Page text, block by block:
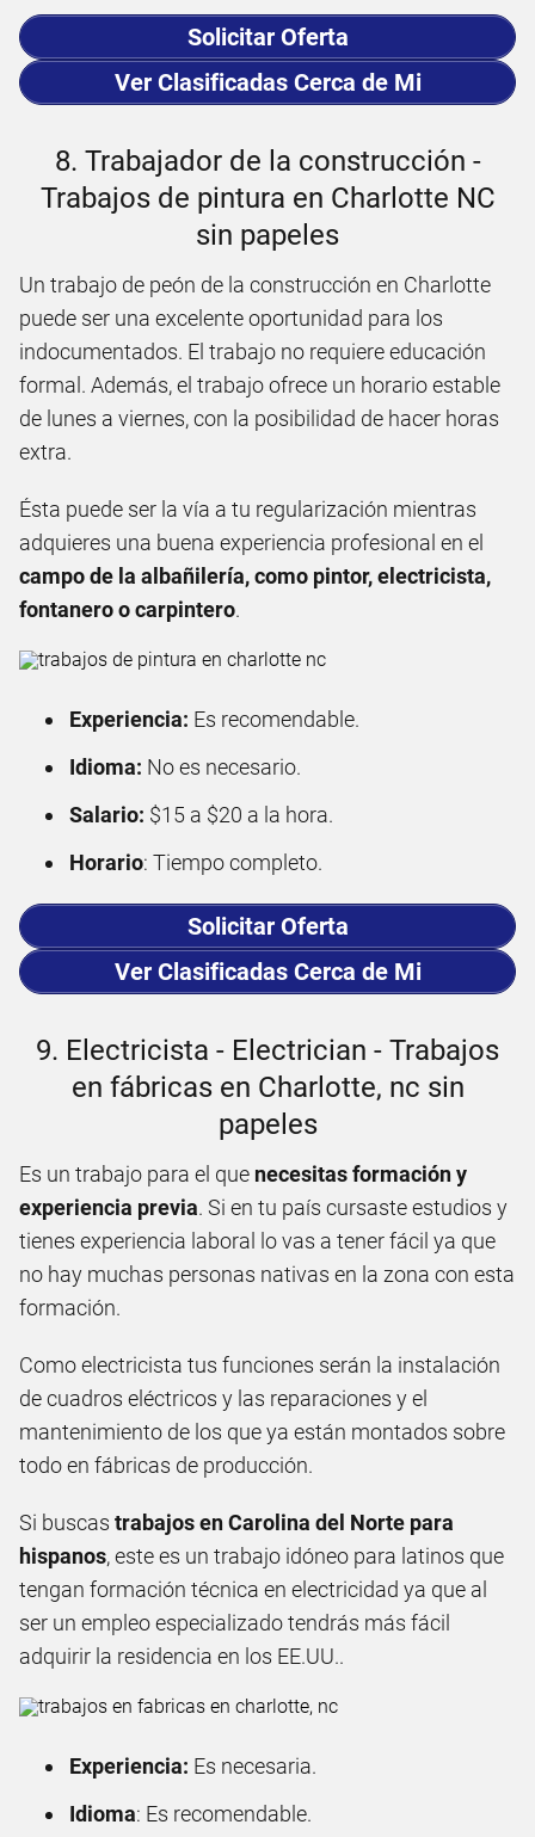
Solicitar Oferta
Ver Clasificadas Cerca de Mi
8. Trabajador de la construcción -
Trabajos de pintura en Charlotte NC
sin papeles
Un trabajo de peón de la construcción en Charlotte
puede ser una excelente oportunidad para los
indocumentados. El trabajo no requiere educación
formal. Además, el trabajo ofrece un horario estable
de lunes a viernes, con la posibilidad de hacer horas
extra.
Ésta puede ser la vía a tu regularización mientras
adquieres una buena experiencia profesional en el
campo de la albañilería, como pintor, electricista,
fontanero o carpintero.
Experiencia: Es recomendable.
Idioma: No es necesario.
Salario: $15 a $20 a la hora.
Horario: Tiempo completo.
Solicitar Oferta
Ver Clasificadas Cerca de Mi
9. Electricista - Electrician - Trabajos
en fábricas en Charlotte, nc sin
papeles
Es un trabajo para el que necesitas formación y
experiencia previa. Si en tu país cursaste estudios y
tienes experiencia laboral lo vas a tener fácil ya que
no hay muchas personas nativas en la zona con esta
formación.
Como electricista tus funciones serán la instalación
de cuadros eléctricos y las reparaciones y el
mantenimiento de los que ya están montados sobre
todo en fábricas de producción.
Si buscas trabajos en Carolina del Norte para
hispanos, este es un trabajo idóneo para latinos que
tengan formación técnica en electricidad ya que al
ser un empleo especializado tendrás más fácil
adquirir la residencia en los EE.UU..
Experiencia: Es necesaria.
Idioma: Es recomendable.